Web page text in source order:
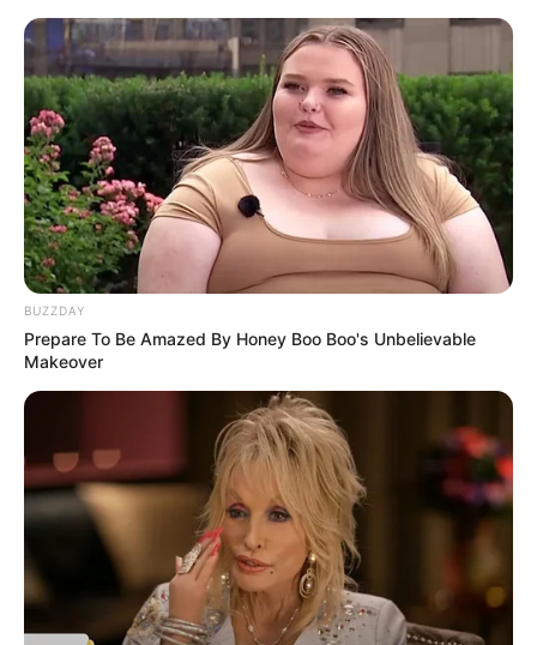
HOME
INSPIRASI
STYLE
FILM &
SERIES
NGAKAK
QUOTES
HYPE
MORE
BUZZDAY
Prepare To Be Amazed By Honey Boo Boo's Unbelievable
Makeover